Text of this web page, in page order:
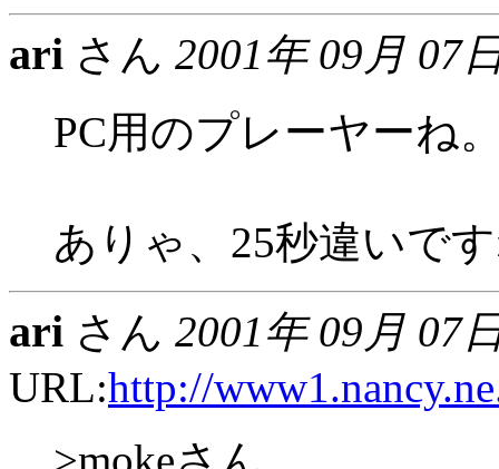
ari さん 2001年 09月 07
PC用のプレーヤーね
ありゃ、25秒違いで
ari さん 2001年 09月 07
URL:http://